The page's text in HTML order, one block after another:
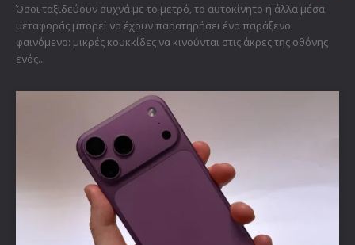
Όσοι ταξιδεύουν συχνά με το μετρό, το αυτοκίνητο ή άλλα μέσα
μεταφοράς μπορεί να έχουν παρατηρήσει ένα παράξενο
φαινόμενο: μικρές κουκκίδες να κινούνται στις άκρες της οθόνης
ενός...